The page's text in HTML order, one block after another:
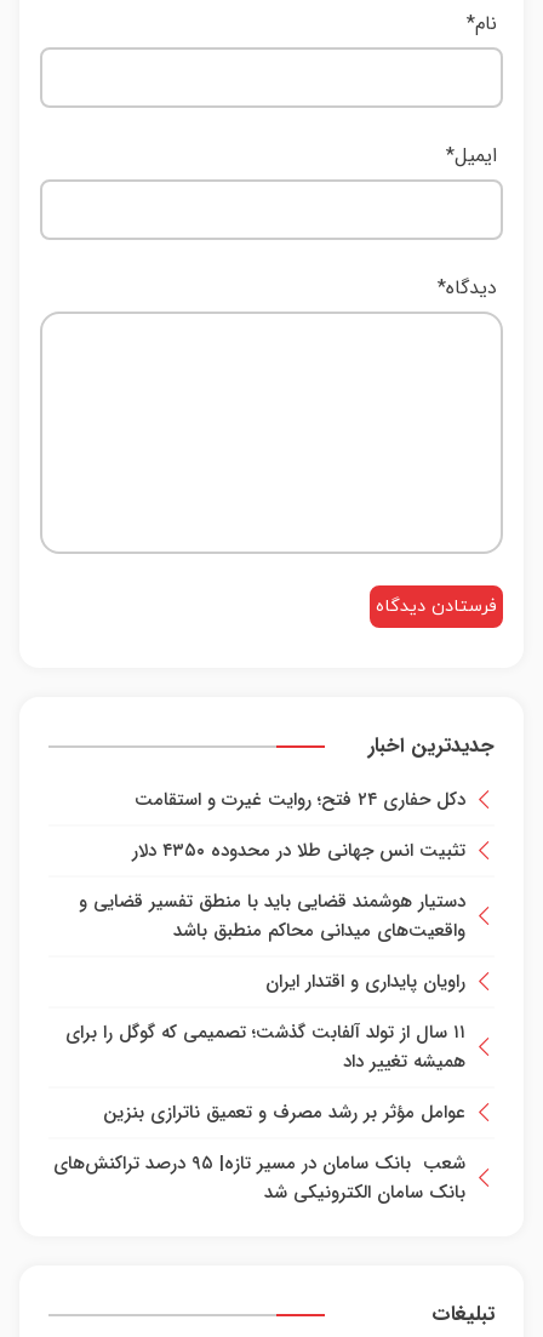
جدیدترین اخبار
دکل حفاری ۲۴ فتح؛ روایت غیرت و استقامت
تثبیت انس جهانی طلا در محدوده ۴۳۵۰ دلار
دستیار هوشمند قضایی باید با منطق تفسیر قضایی و
واقعیت‌های میدانی محاکم منطبق باشد
راویان پایداری و اقتدار ایران
۱۱ سال از تولد آلفابت گذشت؛ تصمیمی که گوگل را برای
همیشه تغییر داد
عوامل مؤثر بر رشد مصرف و تعمیق ناترازی بنزین
شعب بانک سامان در مسیر تازه| ۹۵ درصد تراکنش‌های
بانک سامان الکترونیکی شد
تبلیغات
دیدگاه*
نام*
ایمیل*